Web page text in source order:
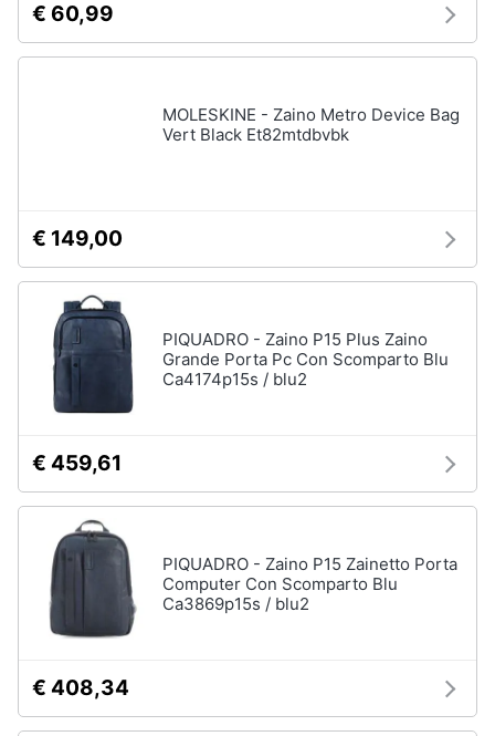
Ripetitore
wifi
Videosorveglianza
e
Automazione
Telecamera
Telecamere
Termostato
wifi
Videocitofono
informatica
Webcam
€ 60,99
MOLESKINE - Zaino Metro Device Bag
Vert Black Et82mtdbvbk
€ 149,00
PIQUADRO - Zaino P15 Plus Zaino
Grande Porta Pc Con Scomparto Blu
Ca4174p15s / blu2
€ 459,61
PIQUADRO - Zaino P15 Zainetto Porta
Computer Con Scomparto Blu
Ca3869p15s / blu2
€ 408,34